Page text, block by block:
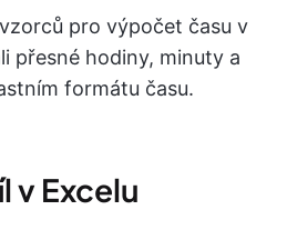
pro výpočet času v
přesné hodiny, minuty a
formátu času.
v Excelu